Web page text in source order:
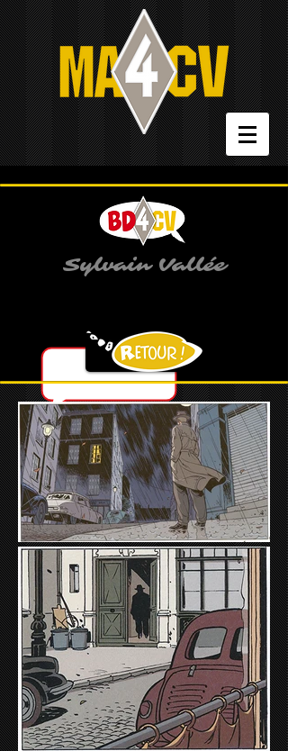
Sylvain Vallée